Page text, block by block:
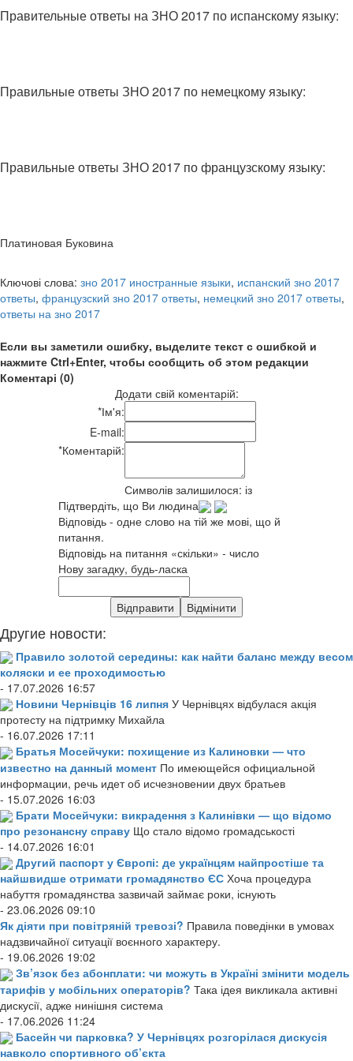
Правительные ответы на ЗНО 2017 по испанскому языку:
Правильные ответы ЗНО 2017 по немецкому языку:
Правильные ответы ЗНО 2017 по французскому языку:
Платиновая Буковина
Ключові слова: зно 2017 иностранные языки, испанский зно 2017
ответы, французский зно 2017 ответы, немецкий зно 2017 ответы,
ответы на зно 2017
Если вы заметили ошибку, выделите текст с ошибкой и
нажмите Ctrl+Enter, чтобы сообщить об этом редакции
Коментарі (0)
Додати свій коментарій:
*Ім'я:
E-mail:
*Коментарій:
Символів залишилося: із
Підтвердіть, що Ви людина
Відповідь - одне слово на тій же мові, що й
питання.
Відповідь на питання «скільки» - число
Нову загадку, будь-ласка
Другие новости:
Правило золотой середины: как найти баланс между весом
коляски и ее проходимостью
- 17.07.2026 16:57
Новини Чернівців 16 липня У Чернівцях відбулася акція
протесту на підтримку Михайла
- 16.07.2026 17:11
Братья Мосейчуки: похищение из Калиновки — что
известно на данный момент По имеющейся официальной
информации, речь идет об исчезновении двух братьев
- 15.07.2026 16:03
Брати Мосейчуки: викрадення з Калинівки — що відомо
про резонансну справу Що стало відомо громадськості
- 14.07.2026 16:01
Другий паспорт у Європі: де українцям найпростіше та
найшвидше отримати громадянство ЄС Хоча процедура
набуття громадянства зазвичай займає роки, існують
- 23.06.2026 09:10
Як діяти при повітряній тревозі? Правила поведінки в умовах
надзвичайної ситуації воєнного характеру.
- 19.06.2026 19:02
Зв’язок без абонплати: чи можуть в Україні змінити модель
тарифів у мобільних операторів? Така ідея викликала активні
дискусії, адже нинішня система
- 17.06.2026 11:24
Басейн чи парковка? У Чернівцях розгорілася дискусія
навколо спортивного об’єкта